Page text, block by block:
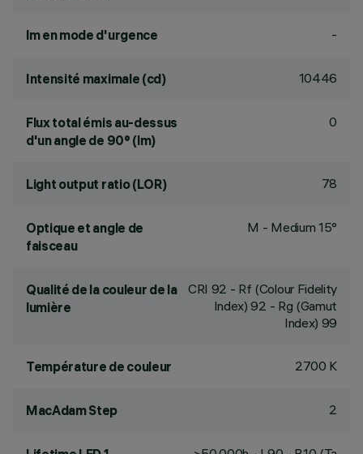
lm en mode d'urgence -
Intensité maximale (cd) 10446
Flux total émis au-dessus
d'un angle de 90° (lm)
0
Light output ratio (LOR) 78
Optique et angle de
faisceau
M - Medium 15°
Qualité de la couleur de la
lumière
CRI 92 - Rf (Colour Fidelity
Index) 92 - Rg (Gamut
Index) 99
Température de couleur 2700 K
MacAdam Step 2